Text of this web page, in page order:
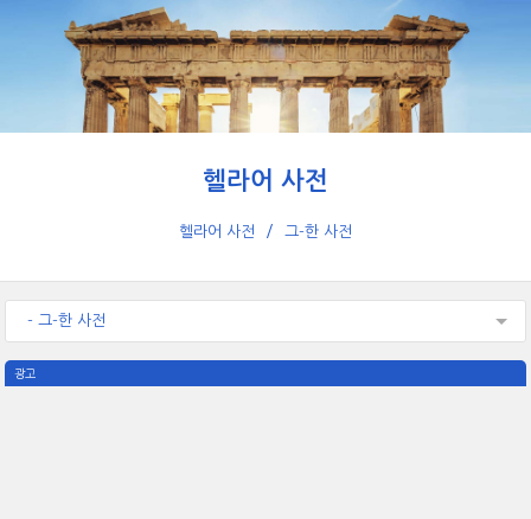
헬라어 사전
헬라어 사전 그-한 사전
- 그-한 사전
광고